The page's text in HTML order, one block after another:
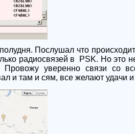
Послушал что
радиосвязей в
PSK. Но это
Провожу уверенно связи со
и там и сям, все желают удачи